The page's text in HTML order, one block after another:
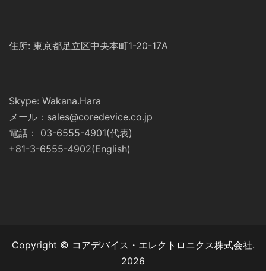
住所: 東京都足立区中央本町1-20-17A
Skype: Wakana.Hara
メール：sales@coredevice.co.jp
電話： 03-6555-4901(代表)
+81-3-6555-4902(English)
Copyright © コアデバイス・エレクトロニクス株式会社.
2026